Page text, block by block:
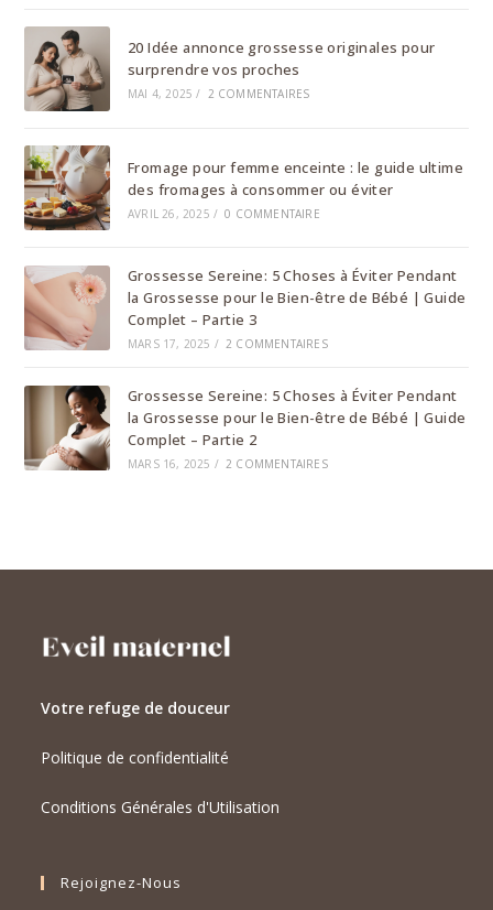
20 Idée annonce grossesse originales pour
surprendre vos proches
MAI 4, 2025 / 2 COMMENTAIRES
Fromage pour femme enceinte : le guide ultime
des fromages à consommer ou éviter
AVRIL 26, 2025 / 0 COMMENTAIRE
Grossesse Sereine: 5 Choses à Éviter Pendant
la Grossesse pour le Bien-être de Bébé | Guide
Complet – Partie 3
MARS 17, 2025 / 2 COMMENTAIRES
Grossesse Sereine: 5 Choses à Éviter Pendant
la Grossesse pour le Bien-être de Bébé | Guide
Complet – Partie 2
MARS 16, 2025 / 2 COMMENTAIRES
Votre refuge de douceur
Politique de confidentialité
Conditions Générales d'Utilisation
Rejoignez-Nous